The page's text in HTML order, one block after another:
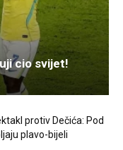
cio svijet!
protiv Dečića: Pod
plavo-bijeli